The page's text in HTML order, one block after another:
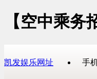
【空中乘
凯发娱乐网址 手